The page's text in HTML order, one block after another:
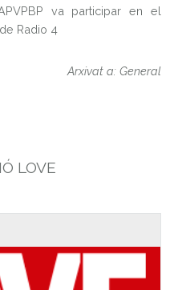
va participar en el
Radio 4
Arxivat a: General
LOVE